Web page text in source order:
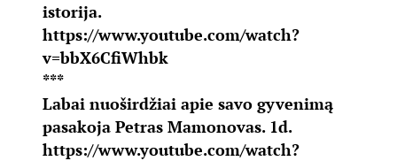
istorija.
https://www.youtube.com/watch?
v=bbX6CfiWhbk
***
Labai nuoširdžiai apie savo gyvenimą
pasakoja Petras Mamonovas. 1d.
https://www.youtube.com/watch?